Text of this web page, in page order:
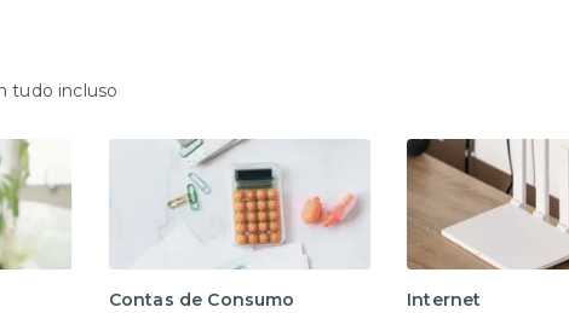
tudo incluso
Contas de Consumo Internet